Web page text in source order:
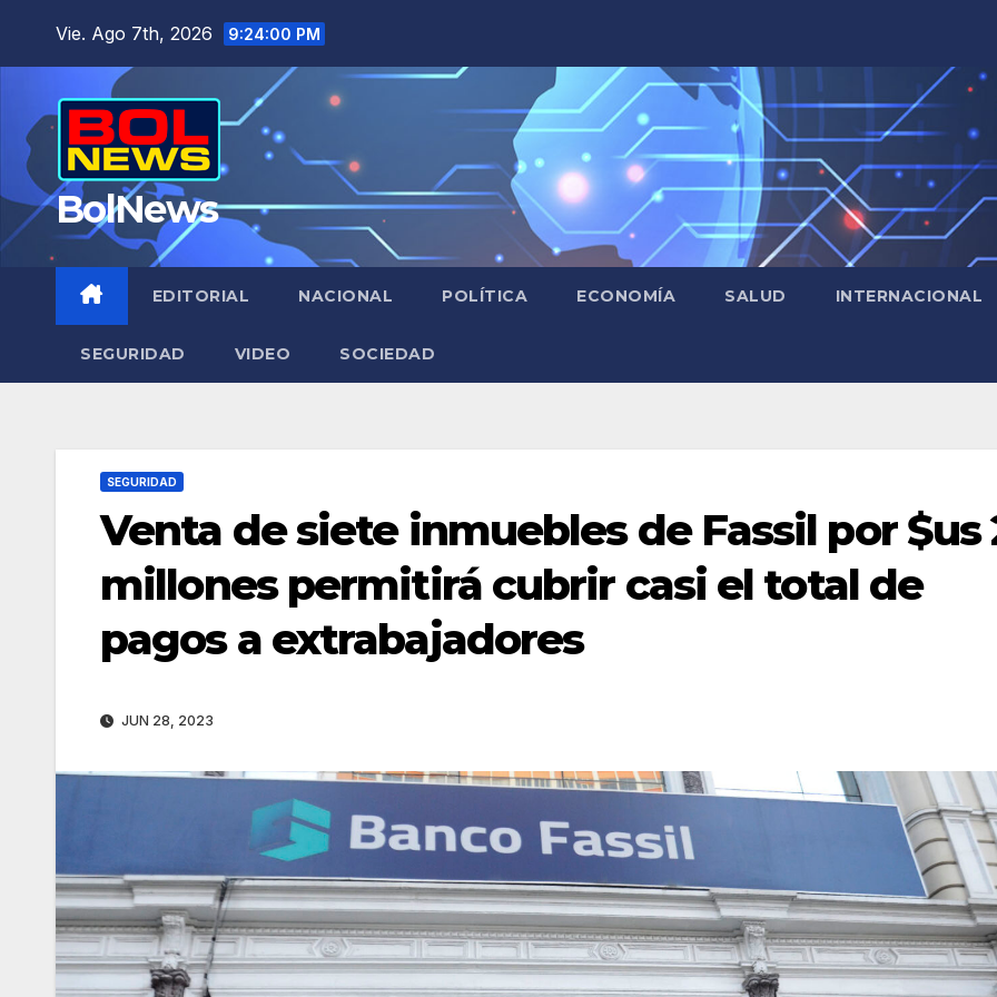
Vie. Ago 7th, 2026 9:24:01 PM
BolNews
EDITORIAL NACIONAL POLÍTICA ECONOMÍA SALUD INTERNACIONAL
SEGURIDAD VIDEO SOCIEDAD
SEGURIDAD
Venta de siete inmuebles de Fassil por $us
millones permitirá cubrir casi el total de
pagos a extrabajadores
JUN 28, 2023